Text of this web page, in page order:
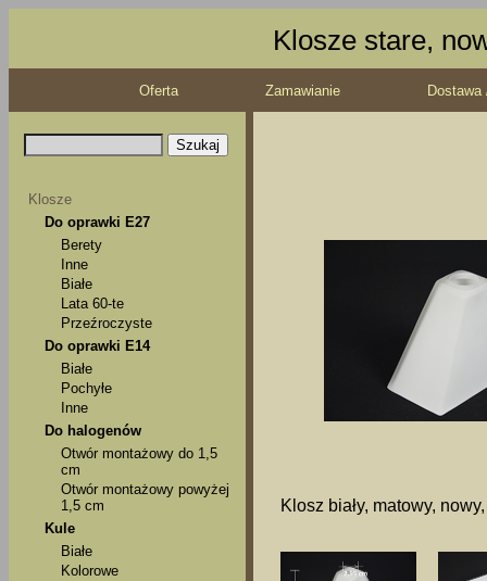
Klosze stare,
Oferta Zamawianie
Klosze
Do oprawki E27
Berety
Inne
Białe
Lata 60-te
Przeźroczyste
Do oprawki E14
Białe
Pochyłe
Inne
Do halogenów
Otwór montażowy do 1,5
cm
Otwór montażowy powyżej
1,5 cm
Kule
Białe
Kolorowe
Klosz biały, matowy, nowy,